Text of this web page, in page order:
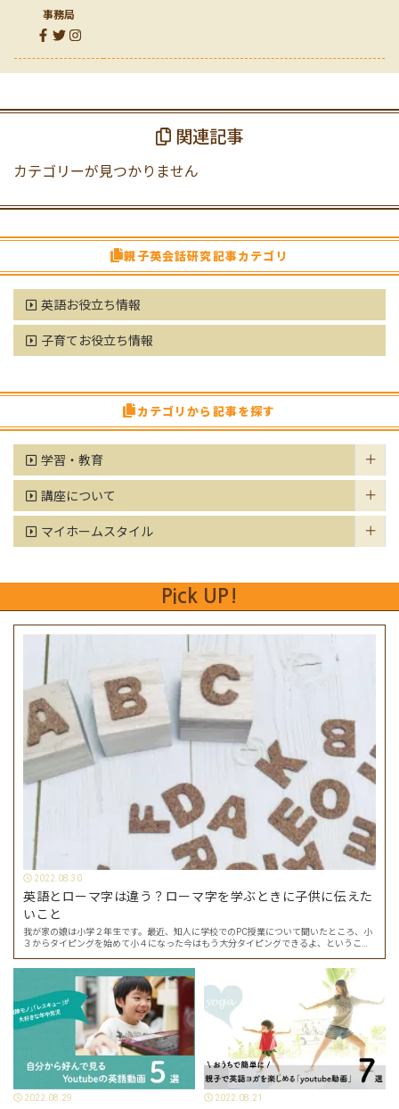
事務局
関連記事
カテゴリーが見つかりません
親子英会話研究記事カテゴリ
英語お役立ち情報
子育てお役立ち情報
カテゴリから記事を探す
学習・教育
講座について
マイホームスタイル
Pick UP!
2022.08.30
英語とローマ字は違う？ローマ字を学ぶときに子供に伝えた
いこと
我が家の娘は小学２年生です。最近、知人に学校でのPC授業について聞いたところ、小
３からタイピングを始めて小４になった今はもう大分タイピングできるよ、ということ
で…
2022.08.29 2022.08.21